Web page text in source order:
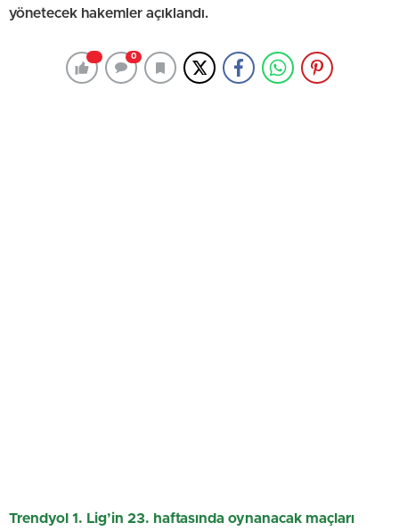
yönetecek hakemler açıklandı.
0
Trendyol 1. Lig’in 23. haftasında oynanacak maçları